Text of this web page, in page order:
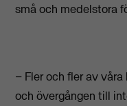
små och medelstora
– Fler och fler av
och övergången till